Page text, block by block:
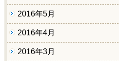
2016年5月
2016年4月
2016年3月